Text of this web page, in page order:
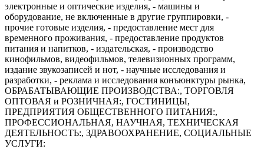
электронные и оптические изделия, - машины и
оборудование, не включенные в другие группировки, -
прочие готовые изделия, - предоставление мест для
временного проживания, - предоставление продуктов
питания и напитков, - издательская, - производство
кинофильмов, видеофильмов, телевизионных программ,
издание звукозаписей и нот, - научные исследования и
разработки, - реклама и исследования конъюнктуры рынка,
ОБРАБАТЫВАЮЩИЕ ПРОИЗВОДСТВА:, ТОРГОВЛЯ
ОПТОВАЯ и РОЗНИЧНАЯ:, ГОСТИНИЦЫ,
ПРЕДПРИЯТИЯ ОБЩЕСТВЕННОГО ПИТАНИЯ:,
ПРОФЕССИОНАЛЬНАЯ, НАУЧНАЯ, ТЕХНИЧЕСКАЯ
ДЕЯТЕЛЬНОСТЬ:, ЗДРАВООХРАНЕНИЕ, СОЦИАЛЬНЫЕ
УСЛУГИ: